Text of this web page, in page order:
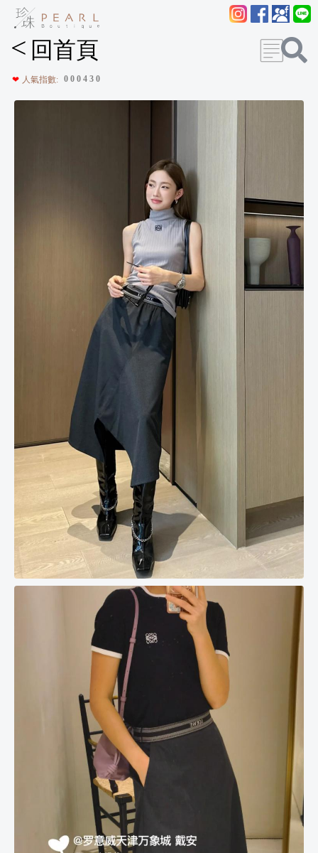
< 回首頁
❤ 人氣指數: 0 0 0 4 3 0